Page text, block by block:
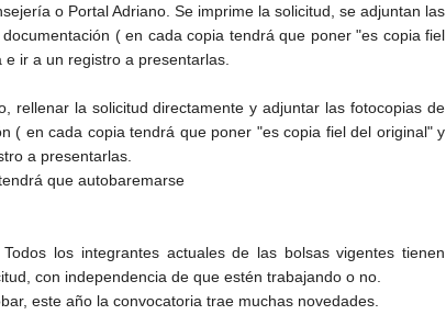
o Portal Adriano. Se imprime la solicitud, se adjuntan las
( en cada copia tendrá que poner "es copia fiel
ir a un registro a presentarlas.
rellenar la solicitud directamente y adjuntar las fotocopias de
( en cada copia tendrá que poner "es copia fiel del original" y
a presentarlas.
que autobaremarse
Todos los integrantes actuales de las bolsas vigentes tienen
con independencia de que estén trabajando o no.
este año la convocatoria trae muchas novedades.